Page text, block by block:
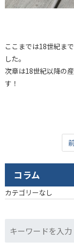
ここまでは18世紀ま
した。
次章は18世紀以降の
す！
コラム
カテゴリーなし